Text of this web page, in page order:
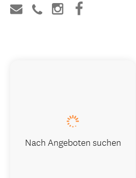
Nach Angeboten suchen